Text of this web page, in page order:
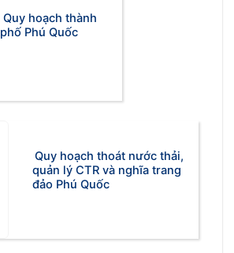
Quy hoạch thành
phố Phú Quốc
Quy hoạch thoát nước thải,
quản lý CTR và nghĩa trang
đảo Phú Quốc